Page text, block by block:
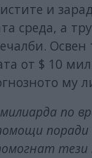
и
среда, а
от $ 10
му
по
тези